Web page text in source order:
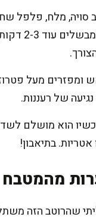
סויה, מלח, פלפל
במידת
ומפזרים מעל
של רעננות.
הוא מושלם
בתיאבון!
שהרוטב הזה